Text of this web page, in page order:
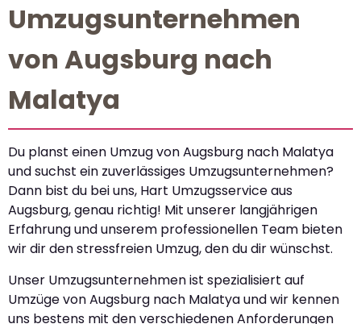
Umzugsunternehmen
von Augsburg nach
Malatya
Du planst einen Umzug von Augsburg nach Malatya
und suchst ein zuverlässiges Umzugsunternehmen?
Dann bist du bei uns, Hart Umzugsservice aus
Augsburg, genau richtig! Mit unserer langjährigen
Erfahrung und unserem professionellen Team bieten
wir dir den stressfreien Umzug, den du dir wünschst.
Unser Umzugsunternehmen ist spezialisiert auf
Umzüge von Augsburg nach Malatya und wir kennen
uns bestens mit den verschiedenen Anforderungen